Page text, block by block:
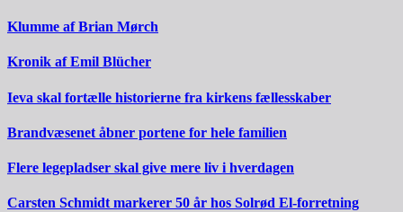
Klumme af Brian Mørch
Kronik af Emil Blücher
Ieva skal fortælle historierne fra kirkens fællesskaber
Brandvæsenet åbner portene for hele familien
Flere legepladser skal give mere liv i hverdagen
Carsten Schmidt markerer 50 år hos Solrød El-forretning